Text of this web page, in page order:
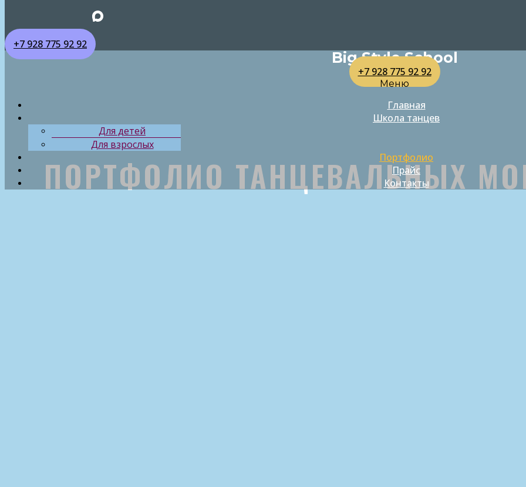
+7 928 775 92 92
Big Style School
+7 928 775 92 92
Меню
Главная
Школа танцев
Для детей
Для взрослых
Портфолио
Прайс
Контакты
ПОРТФОЛИО ТАНЦЕВАЛЬНЫХ